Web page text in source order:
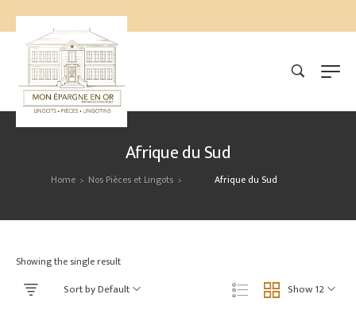
Afrique du Sud
Home > Nos Pièces et Lingots > Afrique du Sud
Showing the single result
Show 12
Sort by Default